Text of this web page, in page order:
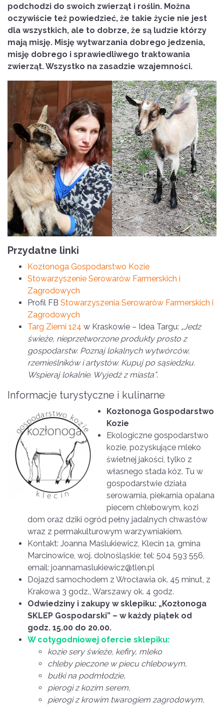
podchodzi do swoich zwierząt i roślin. Można
oczywiście też powiedzieć, że takie życie nie jest
dla wszystkich, ale to dobrze, że są ludzie którzy
mają misję. Misję wytwarzania dobrego jedzenia,
misję dobrego i sprawiedliwego traktowania
zwierząt. Wszystko na zasadzie wzajemności.
Przydatne linki
Kozłonoga Gospodarstwo Kozie
Stowarzyszenie Serowarów Farmerskich i
Zagrodowych
Profil FB Stowarzyszenia Serowarów Farmerskich i
Zagrodowych
Targ Ziemi 124 w Kraskowie – Idea Targu: „Jedz
świeże, nieprzetworzone produkty prosto z
gospodarstw. Poznaj lokalnych wytwórców,
rzemieślników i artystów. Kupuj po sąsiedzku.
Wspieraj lokalnie. Wyjedź z miasta”.
Informacje turystyczne i kulinarne
Kozłonoga Gospodarstwo
Kozie
Ekologiczne gospodarstwo
kozie, pozyskujące mleko
świetnej jakości, tylko z
własnego stada kóz. Tu w
gospodarstwie działa
serowarnia, piekarnia opalana
piecem chlebowym, kozi
dom oraz dziki ogród pełny jadalnych chwastów
wraz z permakulturowym warzywniakiem.
Kontakt: Joanna Maślukiewicz, Klecin 1a, gmina
Marcinowice, woj. dolnośląskie; tel: 504 593 556,
email: joannamaslukiewicz@tlen.pl
Dojazd samochodem z Wrocławia ok. 45 minut, z
Krakowa 3 godz., Warszawy ok. 4 godz.
Odwiedziny i zakupy w sklepiku: „Kozłonoga
SKLEP Gospodarski” – w każdy piątek od
godz. 15.00 do 20.00.
W cotygodniowej ofercie sklepiku:
kozie sery świeże, kefiry, mleko
chleby pieczone w piecu chlebowym,
bułki na podmłodzie,
pierogi z kozim serem,
pierogi z krowim twarogiem zagrodowym,